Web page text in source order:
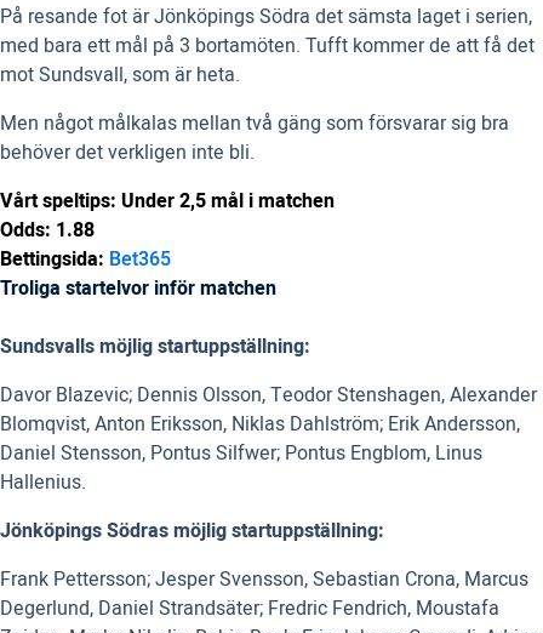
På resande fot är Jönköpings Södra det sämsta laget i serien,
med bara ett mål på 3 bortamöten. Tufft kommer de att få det
mot Sundsvall, som är heta.
Men något målkalas mellan två gäng som försvarar sig bra
behöver det verkligen inte bli.
Vårt speltips: Under 2,5 mål i matchen
Odds: 1.88
Bettingsida: Bet365
Troliga startelvor inför matchen
Sundsvalls möjlig startuppställning:
Davor Blazevic; Dennis Olsson, Teodor Stenshagen, Alexander
Blomqvist, Anton Eriksson, Niklas Dahlström; Erik Andersson,
Daniel Stensson, Pontus Silfwer; Pontus Engblom, Linus
Hallenius.
Jönköpings Södras möjlig startuppställning:
Frank Pettersson; Jesper Svensson, Sebastian Crona, Marcus
Degerlund, Daniel Strandsäter; Fredric Fendrich, Moustafa